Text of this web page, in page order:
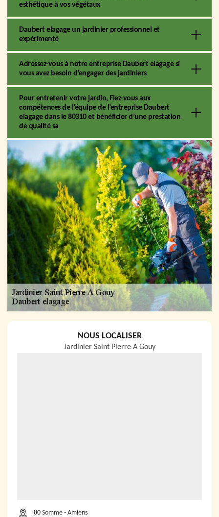
esthétique à vos végétaux
Daubert elagage un jardinier professionnel et
expérimenté
Adressez-vous à notre entreprise Daubert elagage si
vous avez besoin d’engager des jardiniers
Pour entretenir votre jardin, Fiez-vous aux
compétences de l’équipe de l’entreprise Daubert
elagage dans le 80310 et bénéficier d’une prestation
de qualité sa
NOUS LOCALISER
Jardinier Saint Pierre A Gouy
80 Somme - Amiens